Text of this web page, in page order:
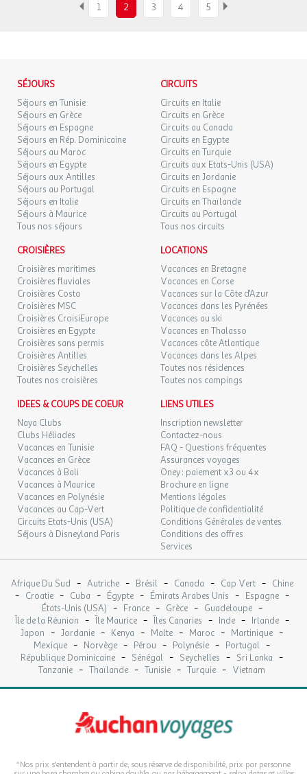
1 2 3 4 5
SÉJOURS
Séjours en Tunisie
Séjours en Grèce
Séjours en Espagne
Séjours en Rép. Dominicaine
Séjours au Maroc
Séjours en Egypte
Séjours aux Antilles
Séjours au Portugal
Séjours en Italie
Séjours à Maurice
Tous nos séjours
CIRCUITS
Circuits en Italie
Circuits en Grèce
Circuits au Canada
Circuits en Egypte
Circuits en Turquie
Circuits aux Etats-Unis (USA)
Circuits en Jordanie
Circuits en Espagne
Circuits en Thaïlande
Circuits au Portugal
Tous nos circuits
CROISIÈRES
Croisières maritimes
Croisières fluviales
Croisières Costa
Croisières MSC
Croisières CroisiEurope
Croisières en Egypte
Croisières sans permis
Croisières Antilles
Croisières Seychelles
Toutes nos croisières
LOCATIONS
Vacances en Bretagne
Vacances en Corse
Vacances sur la Côte d'Azur
Vacances dans les Pyrénées
Vacances au ski
Vacances en Thalasso
Vacances côte Atlantique
Vacances dans les Alpes
Toutes nos résidences
Toutes nos campings
IDEES & COUPS DE COEUR
Naya Clubs
Clubs Héliades
Vacances en Tunisie
Vacances en Grèce
Vacances à Bali
Vacances à Maurice
Vacances en Polynésie
Vacances au Cap-Vert
Circuits Etats-Unis (USA)
Séjours à Disneyland Paris
LIENS UTILES
Inscription newsletter
Contactez-nous
FAQ - Questions fréquentes
Assurances voyages
Oney : paiement x3 ou 4x
Brochure en ligne
Mentions légales
Politique de confidentialité
Conditions Générales de ventes
Conditions des offres
Services
Afrique Du Sud - Autriche - Brésil - Canada - Cap Vert - Chine
- Croatie - Cuba - Égypte - Émirats Arabes Unis - Espagne -
États-Unis (USA) - France - Grèce - Guadeloupe -
Île de la Réunion - Île Maurice - Îles Canaries - Inde - Irlande -
Japon - Jordanie - Kenya - Malte - Maroc - Martinique -
Mexique - Norvège - Pérou - Polynésie - Portugal -
République Dominicaine - Sénégal - Seychelles - Sri Lanka -
Tanzanie - Thaïlande - Tunisie - Turquie - Vietnam
*Nos prix s'entendent à partir de, sous réserve de disponibilité, prix par personne